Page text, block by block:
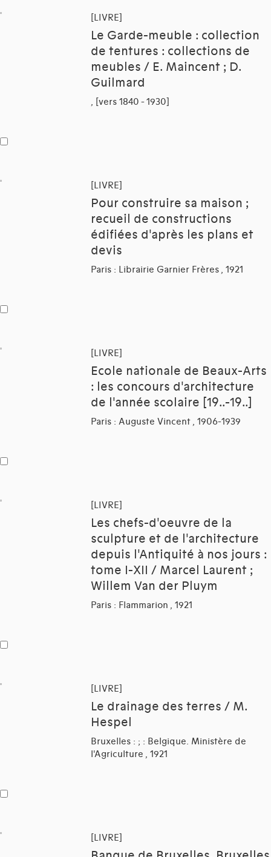
[LIVRE]
Le Garde-meuble : collection
de tentures : collections de
meubles / E. Maincent ; D.
Guilmard
, [vers 1840 - 1930]
[LIVRE]
Pour construire sa maison ;
recueil de constructions
édifiées d'après les plans et
devis
Paris : Librairie Garnier Frères , 1921
[LIVRE]
Ecole nationale de Beaux-Arts
: les concours d'architecture
de l'année scolaire [19..-19..]
Paris : Auguste Vincent , 1906-1939
[LIVRE]
Les chefs-d'oeuvre de la
sculpture et de l'architecture
depuis l'Antiquité à nos jours :
tome I-XII / Marcel Laurent ;
Willem Van der Pluym
Paris : Flammarion , 1921
[LIVRE]
Le drainage des terres / M.
Hespel
Bruxelles : ; : Belgique. Ministère de
l'Agriculture , 1921
[LIVRE]